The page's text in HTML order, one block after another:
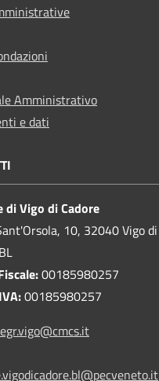
Amministrativo
e dati
di Vigo di Cadore
10, 32040 Vigo di
00185980257
00185980257